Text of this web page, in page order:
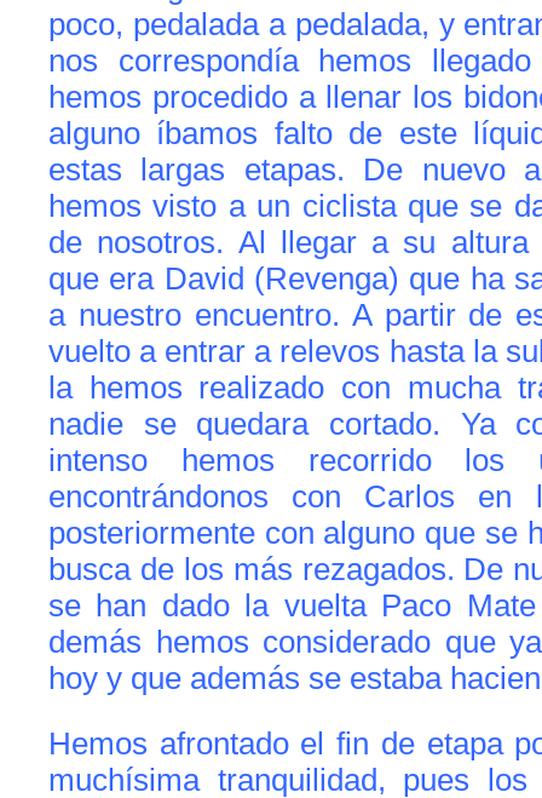
poco, pedalada a pedalada, y
nos correspondía hemos
hemos procedido a llenar los
alguno íbamos falto de este
estas largas etapas. De nuevo
hemos visto a un ciclista que se
de nosotros. Al llegar a su altura
que era David (Revenga) que ha
a nuestro encuentro. A partir de
vuelto a entrar a relevos hasta la
la hemos realizado con mucha
nadie se quedara cortado. Ya
intenso hemos recorrido los
encontrándonos con Carlos
posteriormente con alguno que se
busca de los más rezagados. De
se han dado la vuelta Paco
demás hemos considerado que
hoy y que además se estaba
Hemos afrontado el fin de etapa
muchísima tranquilidad, pues